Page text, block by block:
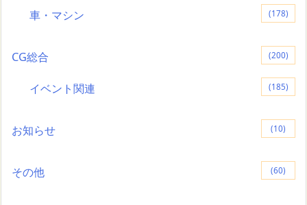
車・マシン (178)
CG総合 (200)
イベント関連 (185)
お知らせ (10)
その他 (60)